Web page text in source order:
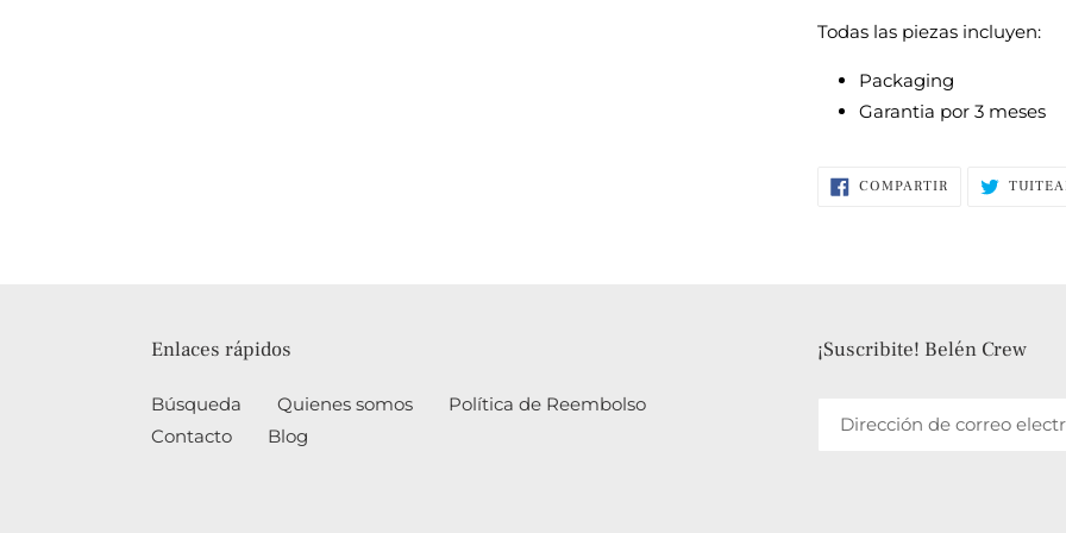
Todas las piezas incluyen:
Packaging
Garantia por 3 meses
COMPARTIRCOMPARTIR
Enlaces rápidos
Búsqueda Quienes somos
Política de Reembolso
Contacto
Blog
¡Suscribite! Belén Crew